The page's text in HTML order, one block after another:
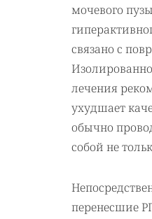
мочевого
связано с
лечения
ухудшает
обычно
собой не
перенесшие